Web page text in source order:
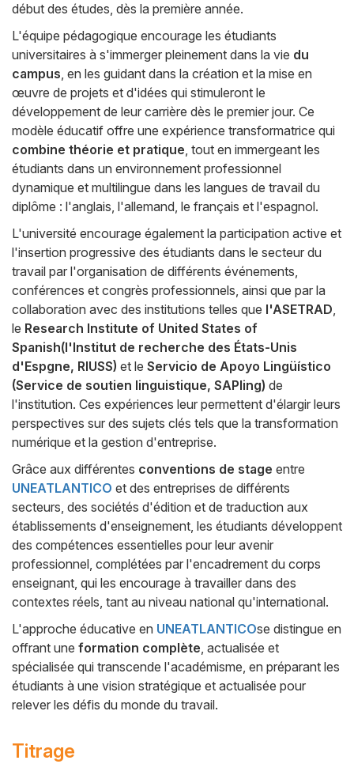
début des études, dès la première année.
L'équipe pédagogique encourage les étudiants
universitaires à s'immerger pleinement dans la vie du
campus, en les guidant dans la création et la mise en
œuvre de projets et d'idées qui stimuleront le
développement de leur carrière dès le premier jour. Ce
modèle éducatif offre une expérience transformatrice qui
combine théorie et pratique, tout en immergeant les
étudiants dans un environnement professionnel
dynamique et multilingue dans les langues de travail du
diplôme : l'anglais, l'allemand, le français et l'espagnol.
L'université encourage également la participation active et
l'insertion progressive des étudiants dans le secteur du
travail par l'organisation de différents événements,
conférences et congrès professionnels, ainsi que par la
collaboration avec des institutions telles que l'ASETRAD,
le Research Institute of United States of
Spanish(l'Institut de recherche des États-Unis
d'Espgne, RIUSS) et le Servicio de Apoyo Lingüístico
(Service de soutien linguistique, SAPling) de
l'institution. Ces expériences leur permettent d'élargir leurs
perspectives sur des sujets clés tels que la transformation
numérique et la gestion d'entreprise.
Grâce aux différentes conventions de stage entre
UNEATLANTICO et des entreprises de différents
secteurs, des sociétés d'édition et de traduction aux
établissements d'enseignement, les étudiants développent
des compétences essentielles pour leur avenir
professionnel, complétées par l'encadrement du corps
enseignant, qui les encourage à travailler dans des
contextes réels, tant au niveau national qu'international.
L'approche éducative en UNEATLANTICOse distingue en
offrant une formation complète, actualisée et
spécialisée qui transcende l'académisme, en préparant les
étudiants à une vision stratégique et actualisée pour
relever les défis du monde du travail.
Titrage